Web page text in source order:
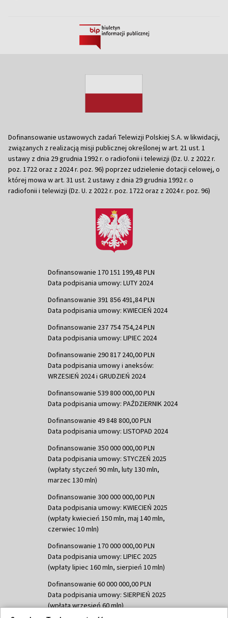
Dofinansowanie ustawowych zadań Telewizji Polskiej S.A. w likwidacji,
związanych z realizacją misji publicznej określonej w art. 21 ust. 1
ustawy z dnia 29 grudnia 1992 r. o radiofonii i telewizji (Dz. U. z 2022 r.
poz. 1722 oraz z 2024 r. poz. 96) poprzez udzielenie dotacji celowej, o
której mowa w art. 31 ust. 2 ustawy z dnia 29 grudnia 1992 r. o
radiofonii i telewizji (Dz. U. z 2022 r. poz. 1722 oraz z 2024 r. poz. 96)
Dofinansowanie 170 151 199,48 PLN
Data podpisania umowy: LUTY 2024
Dofinansowanie 391 856 491,84 PLN
Data podpisania umowy: KWIECIEŃ 2024
Dofinansowanie 237 754 754,24 PLN
Data podpisania umowy: LIPIEC 2024
Dofinansowanie 290 817 240,00 PLN
Data podpisania umowy i aneksów:
WRZESIEŃ 2024 i GRUDZIEŃ 2024
Dofinansowanie 539 800 000,00 PLN
Data podpisania umowy: PAŹDZIERNIK 2024
Dofinansowanie 49 848 800,00 PLN
Data podpisania umowy: LISTOPAD 2024
Dofinansowanie 350 000 000,00 PLN
Data podpisania umowy: STYCZEŃ 2025
(wpłaty styczeń 90 mln, luty 130 mln,
marzec 130 mln)
Dofinansowanie 300 000 000,00 PLN
Data podpisania umowy: KWIECIEŃ 2025
(wpłaty kwiecień 150 mln, maj 140 mln,
czerwiec 10 mln)
Dofinansowanie 170 000 000,00 PLN
Data podpisania umowy: LIPIEC 2025
(wpłaty lipiec 160 mln, sierpień 10 mln)
Dofinansowanie 60 000 000,00 PLN
Data podpisania umowy: SIERPIEŃ 2025
(wpłata wrzesień 60 mln)